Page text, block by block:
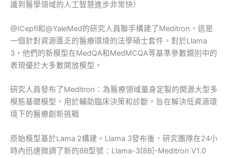
識到醫學領域的人工智慧進步非常快）
@ICepfl和@YaleMed的研究人員聯手構建了Meditron，這是
一個針對資源匱乏的醫療環境的法學碩士套件。對於Llama
3，他們的新模型在MedQA和MedMCQA等基準參數類別中的
表現優於大多數開放模型。
研究人員發布了Meditron：為醫療領域量身定製的開源大型多
模態基礎模型，用於輔助臨床決策和診斷，旨在解決低資源環
境下的醫療創新挑戰
原始模型基於Lama 2構建。Llama 3發布後，研究團隊在24小
時內迅速微調了新的8B型號：Llama-3[8B]-Meditron V1.0